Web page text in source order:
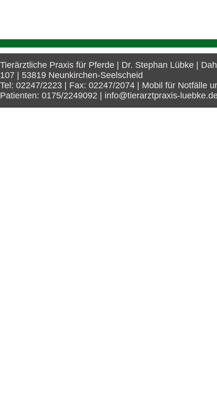
Tierärztliche Praxis für Pferde | Dr. Stephan Lübke |
107 | 53819 Neunkirchen-Seelscheid
Tel: 02247/2223 | Fax: 02247/2074 | Mobil für Notfälle
Patienten: 0175/2249092 | info@tierarztpraxis-